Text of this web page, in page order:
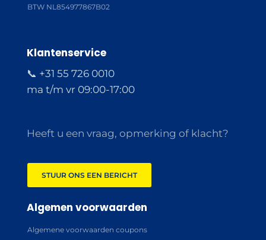
BTW NL854977867B02
Klantenservice
📞 +31 55 726 0010
ma t/m vr 09:00-17:00
Heeft u een vraag, opmerking of klacht?
STUUR ONS EEN BERICHT
Algemen voorwaarden
Algemene voorwaarden coupons